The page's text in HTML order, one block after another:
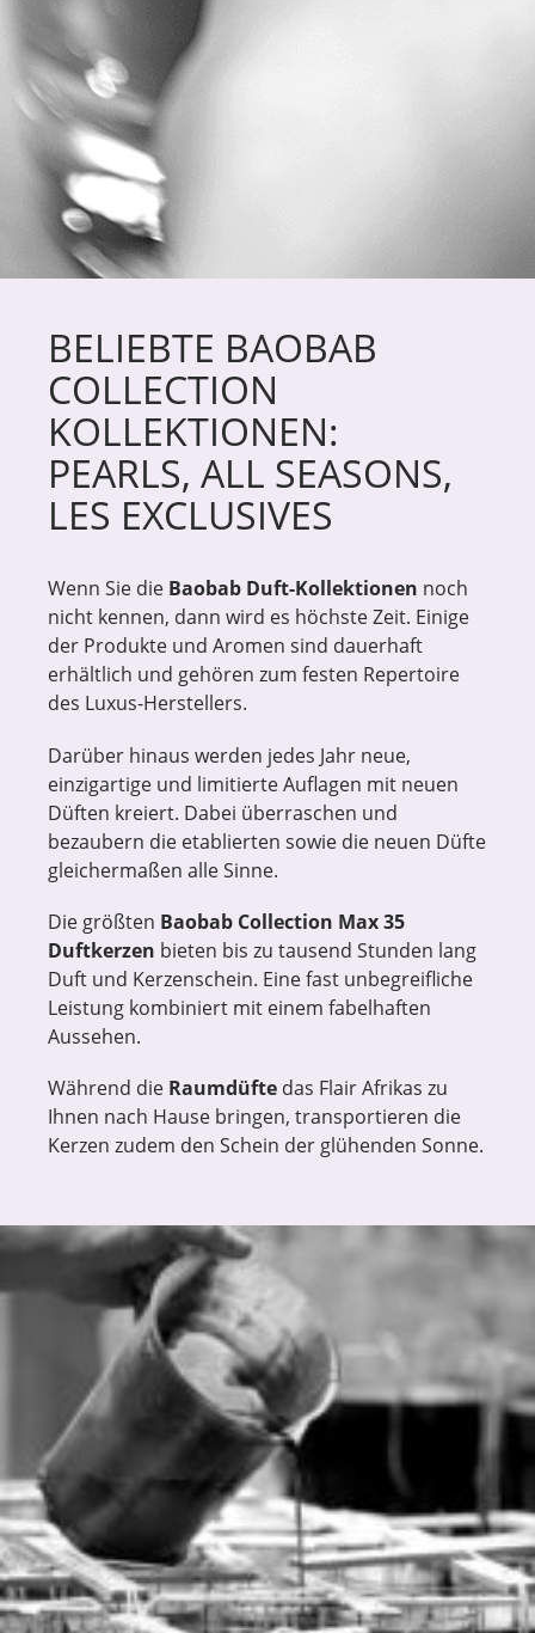
BELIEBTE BAOBAB
COLLECTION
KOLLEKTIONEN:
PEARLS, ALL SEASONS,
LES EXCLUSIVES
Wenn Sie die Baobab Duft-Kollektionen noch
nicht kennen, dann wird es höchste Zeit. Einige
der Produkte und Aromen sind dauerhaft
erhältlich und gehören zum festen Repertoire
des Luxus-Herstellers.
Darüber hinaus werden jedes Jahr neue,
einzigartige und limitierte Auflagen mit neuen
Düften kreiert. Dabei überraschen und
bezaubern die etablierten sowie die neuen Düfte
gleichermaßen alle Sinne.
Die größten Baobab Collection Max 35
Duftkerzen bieten bis zu tausend Stunden lang
Duft und Kerzenschein. Eine fast unbegreifliche
Leistung kombiniert mit einem fabelhaften
Aussehen.
Während die Raumdüfte das Flair Afrikas zu
Ihnen nach Hause bringen, transportieren die
Kerzen zudem den Schein der glühenden Sonne.